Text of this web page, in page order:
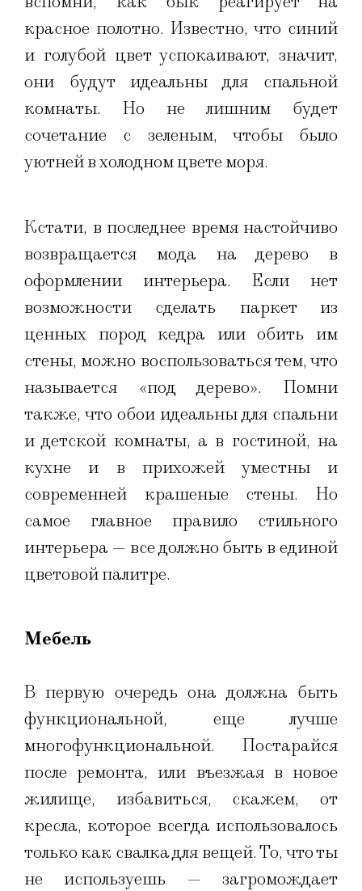
красное полотно. Известно, что синий
и голубой цвет успокаивают, значит,
они будут идеальны для спальной
комнаты. Но не лишним будет
сочетание с зеленым, чтобы было
уютней в холодном цвете моря.
Кстати, в последнее время настойчиво
возвращается мода на дерево в
оформлении интерьера. Если нет
возможности сделать паркет из
ценных пород кедра или обить им
стены, можно воспользоваться тем, что
называется «под дерево». Помни
также, что обои идеальны для спальни
и детской комнаты, а в гостиной, на
кухне и в прихожей уместны и
современней крашеные стены. Но
самое главное правило стильного
интерьера — все должно быть в единой
цветовой палитре.
Мебель
В первую очередь она должна быть
функциональной, еще лучше
многофункциональной. Постарайся
после ремонта, или въезжая в новое
жилище, избавиться, скажем, от
кресла, которое всегда использовалось
только как свалка для вещей. То, что ты
не используешь — загромождает